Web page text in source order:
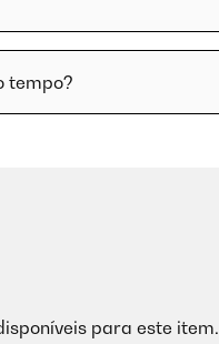
tempo?
para este item.